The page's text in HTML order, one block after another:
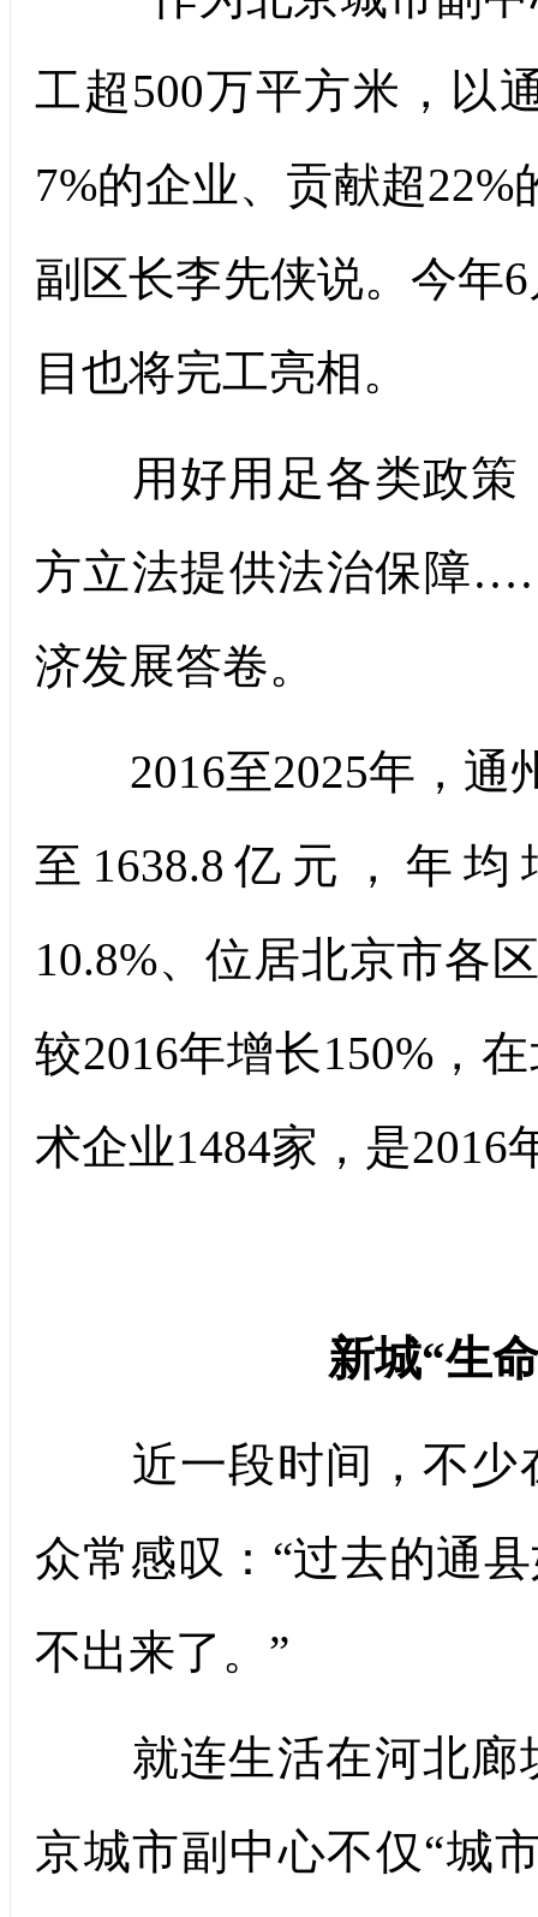
工超500万平方米，以
7%的企业、贡献超
副区长李先侠说。今年
目也将完工亮相。
用好用足各类政策
方立法提供法治保障
济发展答卷。
2016至2025年，通
至1638.8亿元，年
10.8%、位居北京市各
较2016年增长150%，
术企业1484家，是2016
新城“生
近一段时间，不少
众常感叹：“过去的通
不出来了。”
就连生活在河北廊
京城市副中心不仅“城